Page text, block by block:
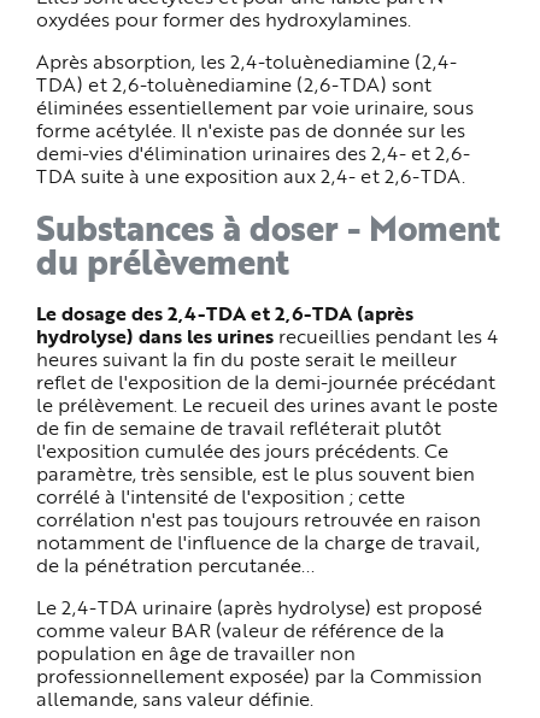
oxydées pour former des hydroxylamines.
Après absorption, les 2,4-toluènediamine (2,4-
TDA) et 2,6-toluènediamine (2,6-TDA) sont
éliminées essentiellement par voie urinaire, sous
forme acétylée. Il n'existe pas de donnée sur les
demi-vies d'élimination urinaires des 2,4- et 2,6-
TDA suite à une exposition aux 2,4- et 2,6-TDA.
Substances à doser - Moment
du prélèvement
Le dosage des 2,4-TDA et 2,6-TDA (après
hydrolyse) dans les urines recueillies pendant les 4
heures suivant la fin du poste serait le meilleur
reflet de l'exposition de la demi-journée précédant
le prélèvement. Le recueil des urines avant le poste
de fin de semaine de travail refléterait plutôt
l'exposition cumulée des jours précédents. Ce
paramètre, très sensible, est le plus souvent bien
corrélé à l'intensité de l'exposition ; cette
corrélation n'est pas toujours retrouvée en raison
notamment de l'influence de la charge de travail,
de la pénétration percutanée...
Le 2,4-TDA urinaire (après hydrolyse) est proposé
comme valeur BAR (valeur de référence de la
population en âge de travailler non
professionnellement exposée) par la Commission
allemande, sans valeur définie.